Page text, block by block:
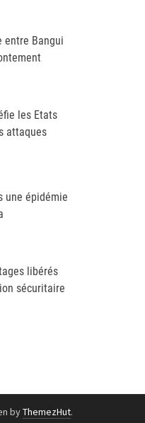
entre Bangui
les Etats
attaques
une épidémie
libérés
sécuritaire
byThemezHut.